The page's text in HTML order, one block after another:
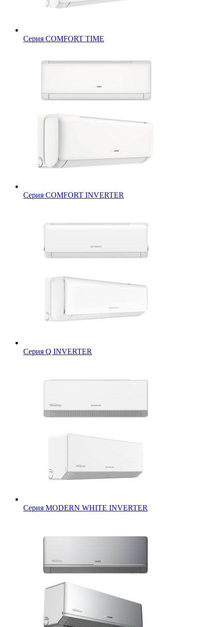
Серия СOMFORT TIME
Серия COMFORT INVERTER
Серия Q INVERTER
Серия MODERN WHITE INVERTER